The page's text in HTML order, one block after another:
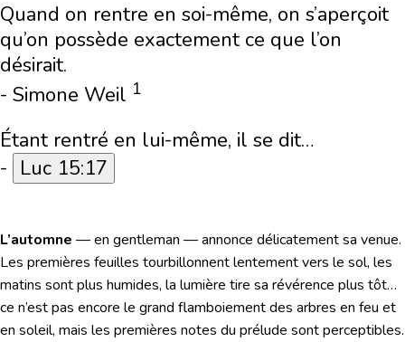
Quand on rentre en soi-même, on s’aperçoit
qu’on possède exactement ce que l’on
désirait.
- Simone Weil 1
Étant rentré en lui-même, il se dit…
- Luc 15:17
L’automne — en gentleman — annonce délicatement sa venue.
Les premières feuilles tourbillonnent lentement vers le sol, les
matins sont plus humides, la lumière tire sa révérence plus tôt…
ce n’est pas encore le grand flamboiement des arbres en feu et
en soleil, mais les premières notes du prélude sont perceptibles.